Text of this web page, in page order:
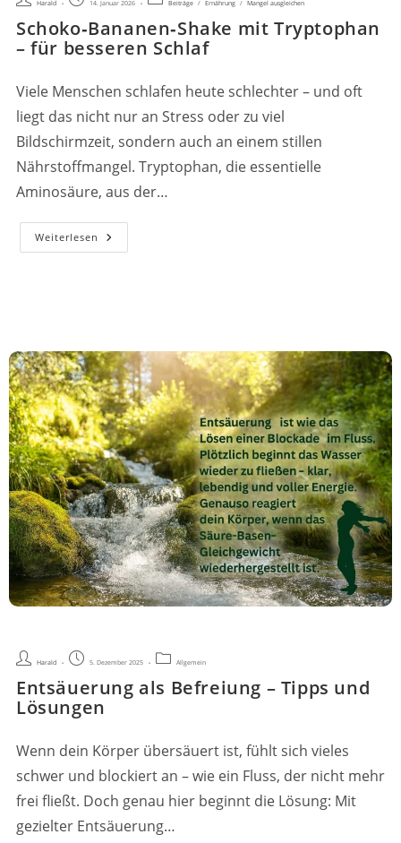
Schoko‑Bananen‑Shake mit Tryptophan
– für besseren Schlaf
Autor:
Harald 14. Januar 2026
Kategorie:
Beiträge / Ernährung / Mangel ausgleichen
Viele Menschen schlafen heute schlechter – und oft
liegt das nicht nur an Stress oder zu viel
Bildschirmzeit, sondern auch an einem stillen
Nährstoffmangel. Tryptophan, die essentielle
Aminosäure, aus der…
Weiterlesen Schoko‑Bananen‑Shake
Mit
Entsäuerung als Befreiung – Tipps und
Lösungen
Beitrags-
Autor:
Harald
Beitrag
veröffentlicht:
5. Dezember 2025
Beitrags-
Kategorie:
Allgemein
Wenn dein Körper übersäuert ist, fühlt sich vieles
schwer und blockiert an – wie ein Fluss, der nicht mehr
frei fließt. Doch genau hier beginnt die Lösung: Mit
gezielter Entsäuerung…